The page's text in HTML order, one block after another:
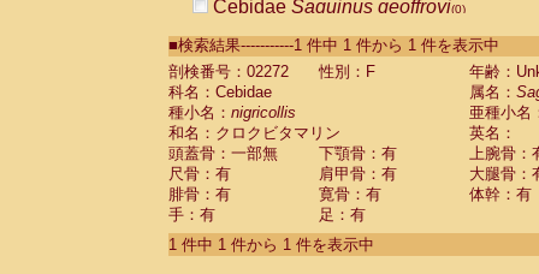
Cebidae Saguinus geoffroyi(0)
CebidaeSaguinus labiatus(0)
Cebidae Saguinus leucopus (0)
Cebidae
CebidaeSaguinus mystax
CebidaeSaguinus nigricollis (1)
Cebidae Saguinus oedipus
Cebidae Saguinus weddelli
Cebidae Saguinusspp.
Cebidae Aotus trivirgatus
Cebidae Cebus albifrons
■検索結果-----------1 件中 1 件から 1 件を表示中
剖検番号：02272
性別：F
年齢：
科名：Cebidae
属名：
種小名： nigricollis
亜種小名
和名：クロクビタマリン
英名：
頭蓋骨：一部無
下顎骨：有
上腕骨：
尺骨：有
肩甲骨：有
大腿骨：
腓骨：有
寛骨：有
体幹：有
手：有
足：有
1 件中 1 件から 1 件を表示中